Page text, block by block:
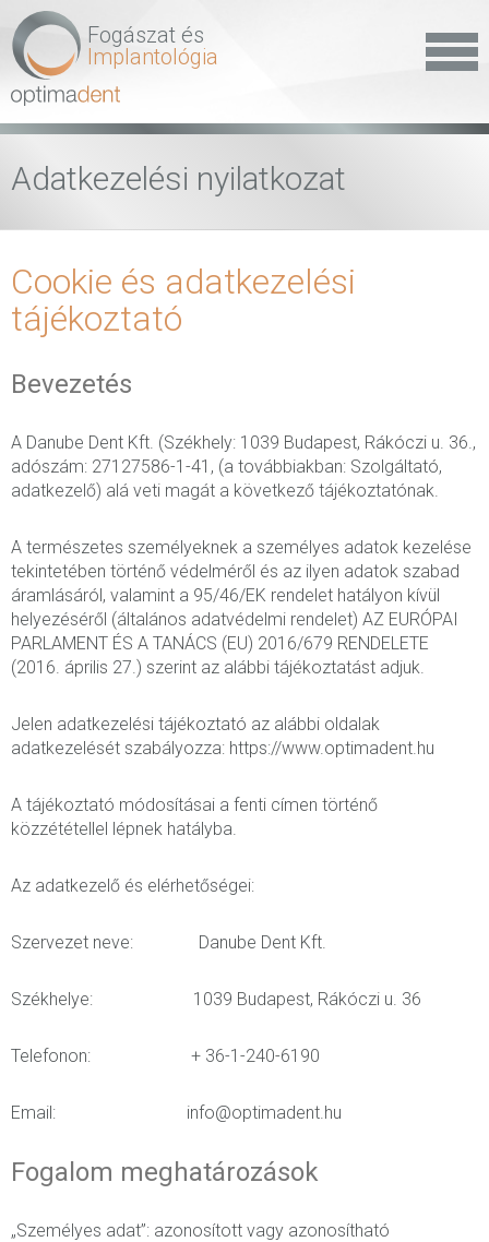
Fogászat és
Implantológia
Adatkezelési nyilatkozat
Cookie és adatkezelési
tájékoztató
Bevezetés
A Danube Dent Kft. (Székhely: 1039 Budapest, Rákóczi u. 36.,
adószám: 27127586-1-41, (a továbbiakban: Szolgáltató,
adatkezelő) alá veti magát a következő tájékoztatónak.
A természetes személyeknek a személyes adatok kezelése
tekintetében történő védelméről és az ilyen adatok szabad
áramlásáról, valamint a 95/46/EK rendelet hatályon kívül
helyezéséről (általános adatvédelmi rendelet) AZ EURÓPAI
PARLAMENT ÉS A TANÁCS (EU) 2016/679 RENDELETE
(2016. április 27.) szerint az alábbi tájékoztatást adjuk.
Jelen adatkezelési tájékoztató az alábbi oldalak
adatkezelését szabályozza: https://www.optimadent.hu
A tájékoztató módosításai a fenti címen történő
közzététellel lépnek hatályba.
Az adatkezelő és elérhetőségei:
Szervezet neve: Danube Dent Kft.
Székhelye: 1039 Budapest, Rákóczi u. 36
Telefonon: + 36-1-240-6190
Email: info@optimadent.hu
Fogalom meghatározások
„Személyes adat”: azonosított vagy azonosítható